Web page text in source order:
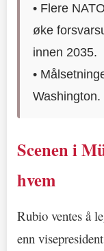
• Flere
øke
innen 2035.
•
Washington.
Scenen i
hvem
Rubio ventes å
enn visepresident